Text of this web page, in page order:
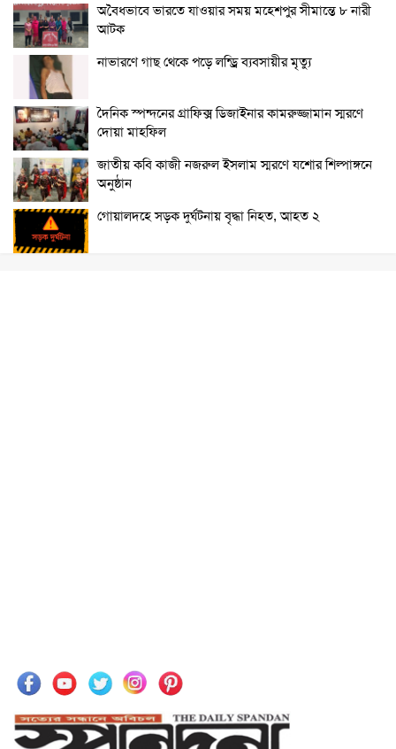
অবৈধভাবে ভারতে যাওয়ার সময় মহেশপুর সীমান্তে ৮ নারী
আটক
নাভারণে গাছ থেকে পড়ে লন্ড্রি ব্যবসায়ীর মৃত্যু
দৈনিক স্পন্দনের গ্রাফিক্স ডিজাইনার কামরুজ্জামান স্মরণে
দোয়া মাহফিল
জাতীয় কবি কাজী নজরুল ইসলাম স্মরণে যশোর শিল্পাঙ্গনে
অনুষ্ঠান
গোয়ালদহে সড়ক দুর্ঘটনায় বৃদ্ধা নিহত, আহত ২